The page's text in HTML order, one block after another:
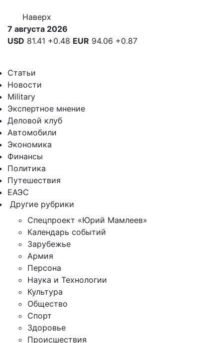
Наверх
7 августа 2026
USD 81.41 +0.48 EUR 94.06 +0.87
Статьи
Новости
Military
Экспертное мнение
Деловой клуб
Автомобили
Экономика
Финансы
Политика
Путешествия
ЕАЭС
Другие рубрики
Спецпроект «Юрий Мамлеев»
Календарь событий
Зарубежье
Армия
Персона
Наука и Технологии
Культура
Общество
Спорт
Здоровье
Происшествия